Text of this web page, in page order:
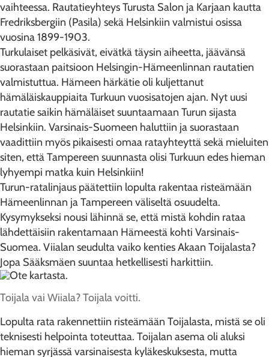
vaihteessa. Rautatieyhteys Turusta Salon ja Karjaan kautta
Fredriksbergiin (Pasila) sekä Helsinkiin valmistui osissa
vuosina 1899-1903.
Turkulaiset pelkäsivät, eivätkä täysin aiheetta, jäävänsä
suorastaan paitsioon Helsingin-Hämeenlinnan rautatien
valmistuttua. Hämeen härkätie oli kuljettanut
hämäläiskauppiaita Turkuun vuosisatojen ajan. Nyt uusi
rautatie saikin hämäläiset suuntaamaan Turun sijasta
Helsinkiin. Varsinais-Suomeen haluttiin ja suorastaan
vaadittiin myös pikaisesti omaa ratayhteyttä sekä mieluiten
siten, että Tampereen suunnasta olisi Turkuun edes hieman
lyhyempi matka kuin Helsinkiin!
Turun-ratalinjaus päätettiin lopulta rakentaa risteämään
Hämeenlinnan ja Tampereen väliseltä osuudelta.
Kysymykseksi nousi lähinnä se, että mistä kohdin rataa
lähdettäisiin rakentamaan Hämeestä kohti Varsinais-
Suomea. Viialan seudulta vaiko kenties Akaan Toijalasta?
Jopa Sääksmäen suuntaa hetkellisesti harkittiin.
Toijala vai Wiiala? Toijala voitti.
Lopulta rata rakennettiin risteämään Toijalasta, mistä se oli
teknisesti helpointa toteuttaa. Toijalan asema oli aluksi
hieman syrjässä varsinaisesta kyläkeskuksesta, mutta